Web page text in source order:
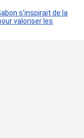
s’inspirait de la
valoriser les